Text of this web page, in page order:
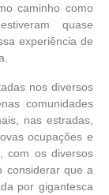
caminho como
quase
experiência de
nos diversos
comunidades
nas estradas,
ocupações e
com os diversos
considerar que a
por gigantesca